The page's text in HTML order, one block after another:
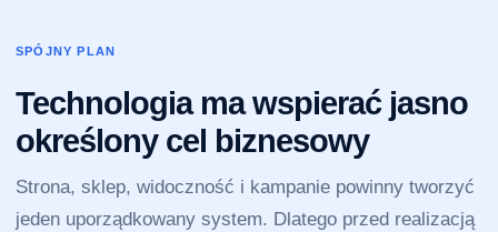
SPÓJNY PLAN
Technologia ma wspierać jasno
określony cel biznesowy
Strona, sklep, widoczność i kampanie powinny tworzyć
jeden uporządkowany system. Dlatego przed realizacją